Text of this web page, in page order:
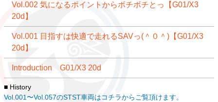
Vol.002 気になるポイントからボチボチとっ【G01/X3
20d】
Vol.001 目指すは快適で走れるSAVっ(＾０＾)【G01/X3
20d】
Introduction G01/X3 20d
■ History
Vol.001〜Vol.057のSTST車両はコチラからご覧頂けます。